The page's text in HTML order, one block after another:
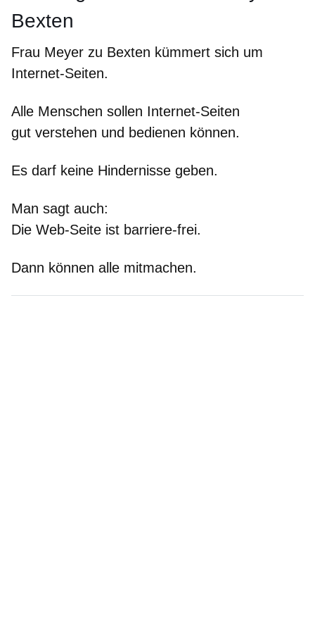
Bexten
Frau Meyer zu Bexten kümmert sich um
Internet-Seiten.
Alle Menschen sollen Internet-Seiten
gut verstehen und bedienen können.
Es darf keine Hindernisse geben.
Man sagt auch:
Die Web-Seite ist barriere-frei.
Dann können alle mitmachen.